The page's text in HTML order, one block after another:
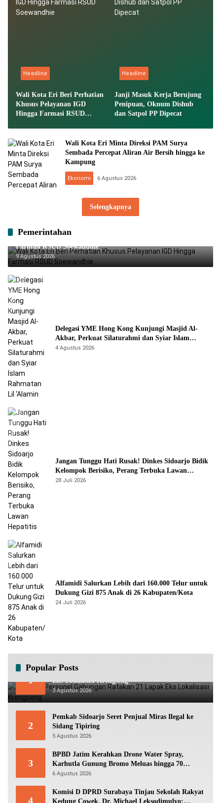
Headline
Wali Kota Eri Beri Perhatian
Khusus Pelayanan IGD
Hingga Farmasi RSUD
Headline
Janji Masuk Kerja Berujung
Penipuan, Oknum Dishub
dan Satpol PP Dipecat
Wali Kota Eri Minta Direksi PAM Surya
Sembada Percepat Aliran Air Bersih hingga ke
Kampung
Ekonomi 6 Agustus 2026
Selengkapnya
Pemerintahan
Wali Kota Eri Beri Perhatian Khusus Pelayanan IGD Hingga
Farmasi RSUD Soewandhie
9 Agustus 2026
Delegasi YME Hong Kong Kunjungi Masjid Al-
Akbar, Perkuat Silaturahmi dan Syiar Islam
Rahmatan Lil ‘Alamin
4 Agustus 2026
Jangan Tunggu Hati Rusak! Dinkes Sidoarjo Bidik
Kelompok Berisiko, Perang Terbuka Lawan
Hepatitis
28 Juli 2026
Alfamidi Salurkan Lebih dari 160.000 Telur untuk
Dukung Gizi 875 Anak di 26 Kabupaten/Kota
24 Juli 2026
Popular Posts
1
Ratusan Personel Gabungan Ratakan 21 Lapak
Eks Lokalisasi Krengseng
3 Agustus 2026
2
Pemkab Sidoarjo Seret Penjual Miras Ilegal ke
Sidang Tipiring
5 Agustus 2026
3
BPBD Jatim Kerahkan Drone Water Spray,
Karhutla Gunung Bromo Meluas hingga 70
Hektare
6 Agustus 2026
4
Komisi D DPRD Surabaya Tinjau Sekolah Rakyat
Kedung Cowek, Dr. Michael Leksodimulyo: